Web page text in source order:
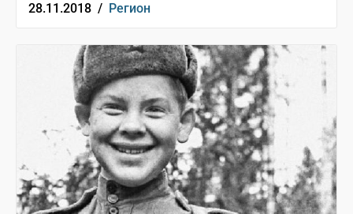
28.11.2018 / Регион